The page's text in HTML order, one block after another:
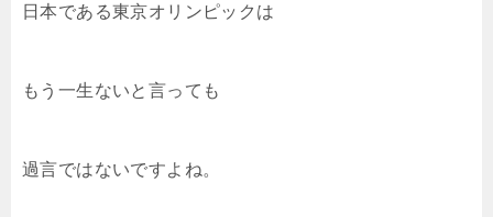
日本である東京オリンピックは
もう一生ないと言っても
過言ではないですよね。